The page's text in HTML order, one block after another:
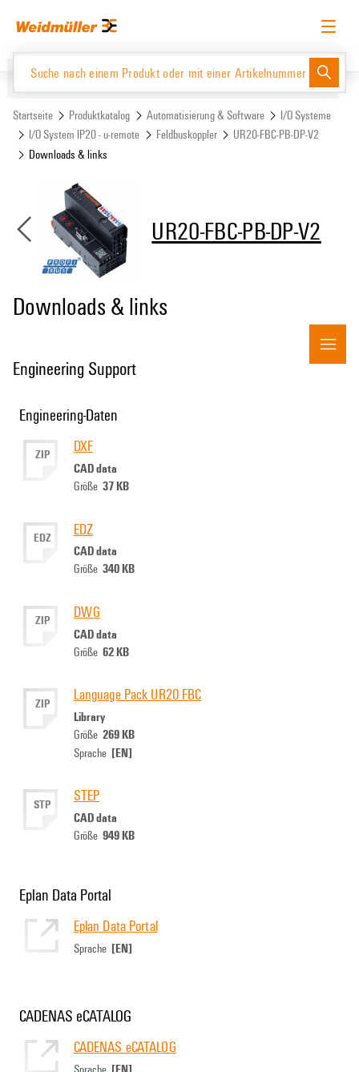
Inhalt
Navigationsmenü
Deutsch Login anfordern Anmelden
Website Support Center easyConnect
Produktkatalog
Startseite Produktkatalog Automatisierung & Software
I/O Systeme
I/O System IP20 - u-remote
Feldbuskoppler
UR20-FBC-PB-DP-V2
Downloads & links
UR20-FBC-PB-DP-V2
Downloads & links
Engineering Support
Engineering-Daten
ZIP DXF
CAD data
Größe 37 KB
EDZ EDZ
CAD data
Größe 340 KB
ZIP DWG
CAD data
Größe 62 KB
ZIP Language Pack UR20 FBC
Library
Größe 269 KB
Sprache [EN]
STP STEP
CAD data
Größe 949 KB
Eplan Data Portal
Eplan Data Portal
Sprache [EN]
CADENAS eCATALOG
CADENAS eCATALOG
Sprache [EN]